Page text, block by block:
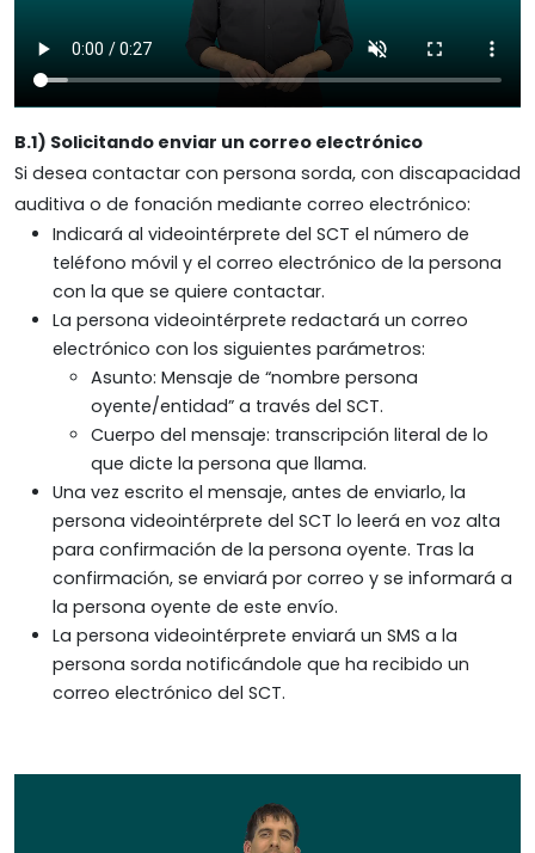
B.1) Solicitando enviar un correo electrónico
Si desea contactar con persona sorda, con discapacidad
auditiva o de fonación mediante correo electrónico:
Indicará al videointérprete del SCT el número de
teléfono móvil y el correo electrónico de la persona
con la que se quiere contactar.
La persona videointérprete redactará un correo
electrónico con los siguientes parámetros:
Asunto: Mensaje de “nombre persona
oyente/entidad” a través del SCT.
Cuerpo del mensaje: transcripción literal de lo
que dicte la persona que llama.
Una vez escrito el mensaje, antes de enviarlo, la
persona videointérprete del SCT lo leerá en voz alta
para confirmación de la persona oyente. Tras la
confirmación, se enviará por correo y se informará a
la persona oyente de este envío.
La persona videointérprete enviará un SMS a la
persona sorda notificándole que ha recibido un
correo electrónico del SCT.